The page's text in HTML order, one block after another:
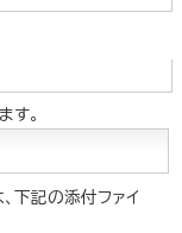
す。
下記の添付ファイ